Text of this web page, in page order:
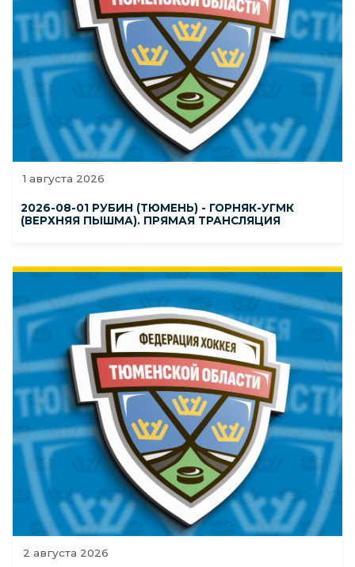
1 августа 2026
2026-08-01 РУБИН (ТЮМЕНЬ) - ГОРНЯК-УГМК
(ВЕРХНЯЯ ПЫШМА). ПРЯМАЯ ТРАНСЛЯЦИЯ
2 августа 2026